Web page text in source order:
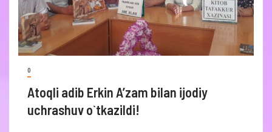
0
Atoqli adib Erkin A’zam bilan ijodiy
uchrashuv o`tkazildi!